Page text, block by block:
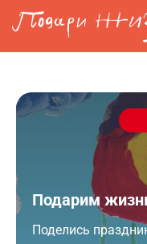
Перейти к основному
Подарим
Поделись